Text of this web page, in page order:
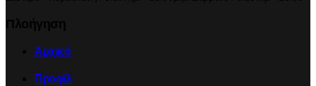
Αρχική
Προφίλ